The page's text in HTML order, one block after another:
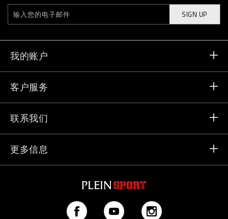
SIGN UP
我的账户
客户服务
送货
尺码对照
联系我们
>vip@pleinsport.com
更多信息